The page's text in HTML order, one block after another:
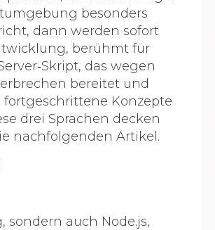
besonders
dann werden sofort
berühmt für
das wegen
bereitet und
fortgeschrittene Konzepte
drei Sprachen decken
nachfolgenden Artikel.
sondern auch Node.js,